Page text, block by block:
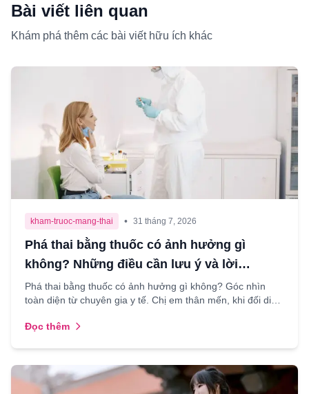
Bài viết liên quan
Khám phá thêm các bài viết hữu ích khác
kham-truoc-mang-thai • 31 tháng 7, 2026
Phá thai bằng thuốc có ảnh hưởng gì
không? Những điều cần lưu ý và lời
khuyên từ bác sĩ
Phá thai bằng thuốc có ảnh hưởng gì không? Góc nhìn
toàn diện từ chuyên gia y tế. Chị em thân mến, khi đối diện
Đọc thêm